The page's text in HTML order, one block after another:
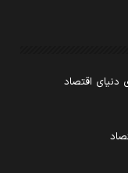
اقتصاد